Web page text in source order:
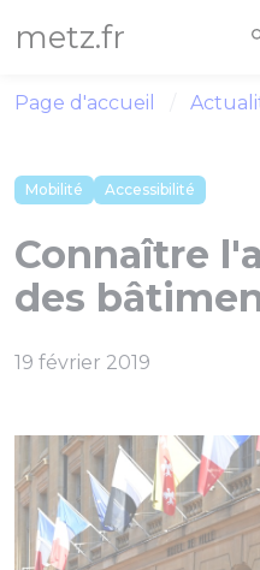
metz.fr
Page d'accueil
Mobilité Accessibilité
Connaître
des
19 février 2019